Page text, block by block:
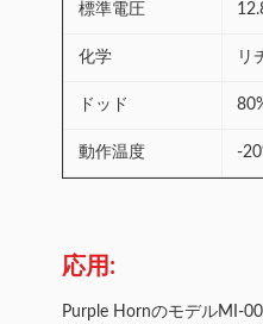
標準電圧
化学 リ
ドッド
動作温度 -
応用:
Purple HornのモデルMI-